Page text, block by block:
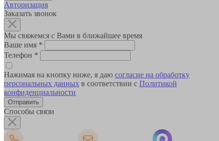
Авторизация
Заказать звонок
Мы свяжемся с Вами в ближайшее время
Ваше имя *
Телефон *
Нажимая на кнопку ниже, я даю согласие на обработку
персональных данных в соответствии с Политикой
конфиденциальности
Способы связи